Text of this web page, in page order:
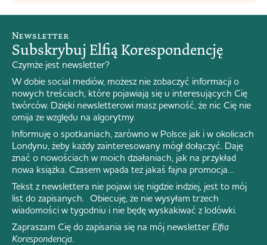
Newsletter
Subskrybuj Elfią Korespondencję
Czymże jest newsletter?
W dobie social mediów, możesz nie zobaczyć informacji o
nowych treściach, które pojawiają się u interesujących Cię
twórców. Dzięki newsletterowi masz pewność, że nic Cię nie
omija ze względu na algorytmy.
Informuję o spotkaniach, zarówno w Polsce jak i w okolicach
Londynu, żeby każdy zainteresowany mógł dołączyć. Daję
znać o nowościach w moich działaniach, jak na przykład
nowa książka. Czasem wpada też jakaś fajna promocja…
Tekst z newslettera nie pojawi się nigdzie indziej, jest to mój
list do zapisanych. Obiecuję, że nie wysyłam trzech
wiadomości w tygodniu i nie będę wyskakiwać z lodówki.
Zapraszam Cię do zapisania się na mój newsletter Elfia
Korespondencja.